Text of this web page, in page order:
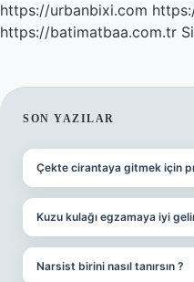
https://urbanbixi.com
https://batimatbaa.com.tr
SIDEBAR
SON YAZILAR
Çekte cirantaya gitmek için
Kuzu kulağı egzamaya iyi
Narsist birini nasıl tanırsın ?